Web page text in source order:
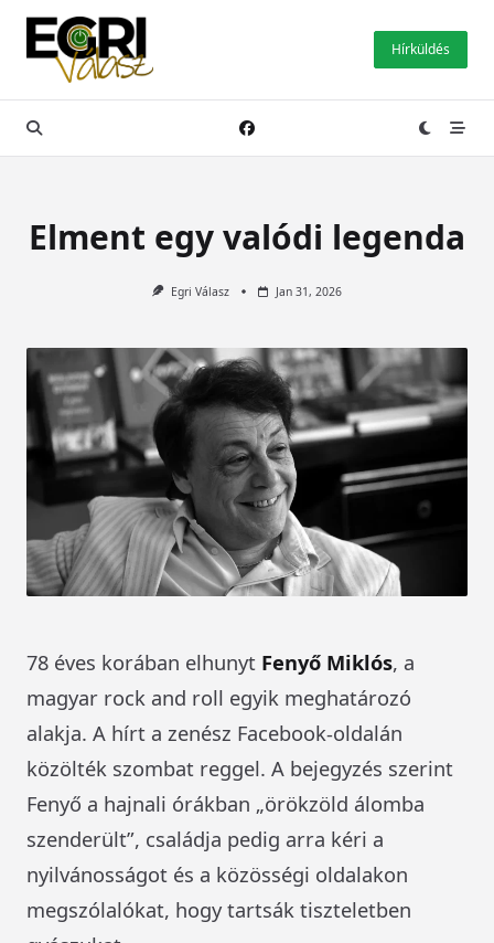
Skip
content
Hírküldés
Elment egy valódi legenda
Egri Válasz Jan 31, 2026
78 éves korában elhunyt Fenyő Miklós, a
magyar rock and roll egyik meghatározó
alakja. A hírt a zenész Facebook-oldalán
közölték szombat reggel. A bejegyzés szerint
Fenyő a hajnali órákban „örökzöld álomba
szenderült”, családja pedig arra kéri a
nyilvánosságot és a közösségi oldalakon
megszólalókat, hogy tartsák tiszteletben